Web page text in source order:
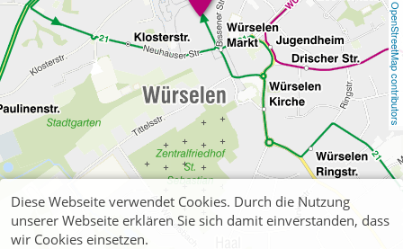
OpenStreetMap contributors
Diese Webseite verwendet Cookies. Durch die Nutzung
unserer Webseite erklären Sie sich damit einverstanden, dass
wir Cookies einsetzen.